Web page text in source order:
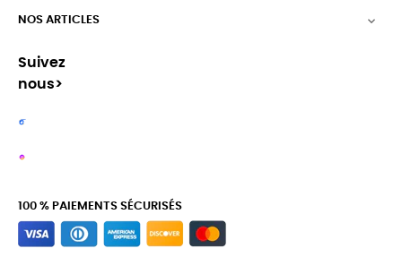
NOS ARTICLES 
Suivez
nous>
100 % PAIEMENTS SÉCURISÉS